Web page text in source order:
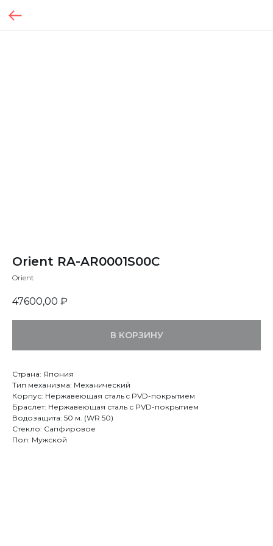
Orient RA-AR0001S00C
Orient
47600,00 ₽
В КОРЗИНУ
Страна: Япония
Тип механизма: Механический
Корпус: Нержавеющая сталь c PVD-покрытием
Браслет: Нержавеющая сталь с PVD-покрытием
Водозащита: 50 м. (WR 50)
Стекло: Сапфировое
Пол: Мужской